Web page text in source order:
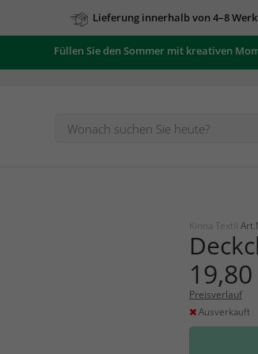
Lieferung innerhalb von 4–8
Füllen Sie den Sommer mit kreativen
Kinna Textil
19,80
Preisverlauf
Ausverkauft